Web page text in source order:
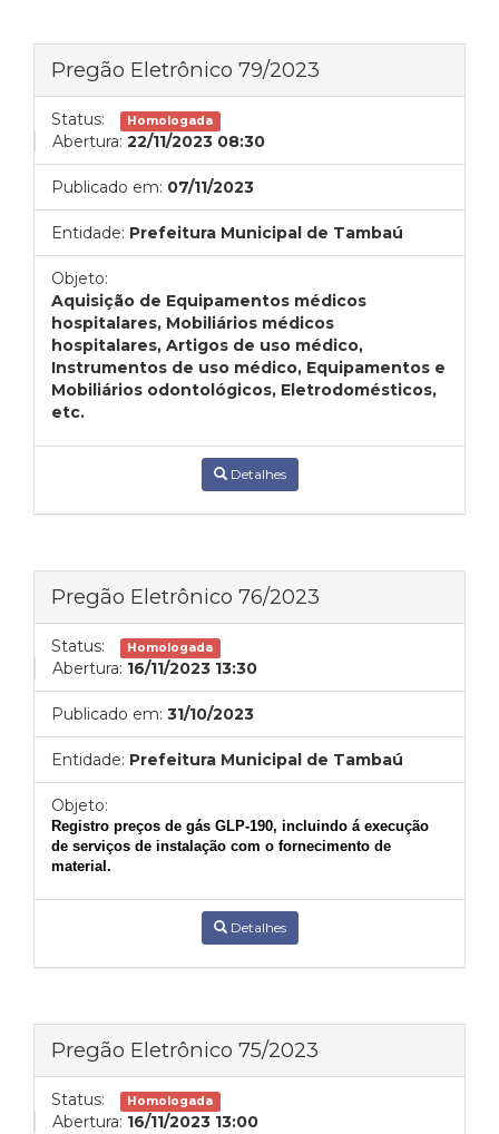
Pregão Eletrônico 79/2023
Status: Homologada
Abertura: 22/11/2023 08:30
Publicado em: 07/11/2023
Entidade: Prefeitura Municipal de Tambaú
Objeto:
Aquisição de Equipamentos médicos
hospitalares, Mobiliários médicos
hospitalares, Artigos de uso médico,
Instrumentos de uso médico, Equipamentos e
Mobiliários odontológicos, Eletrodomésticos,
etc.
Detalhes
Pregão Eletrônico 76/2023
Status: Homologada
Abertura: 16/11/2023 13:30
Publicado em: 31/10/2023
Entidade: Prefeitura Municipal de Tambaú
Objeto:
Registro preços de gás GLP-190, incluindo á execução
de serviços de instalação com o fornecimento de
material.
Detalhes
Pregão Eletrônico 75/2023
Status: Homologada
Abertura: 16/11/2023 13:00